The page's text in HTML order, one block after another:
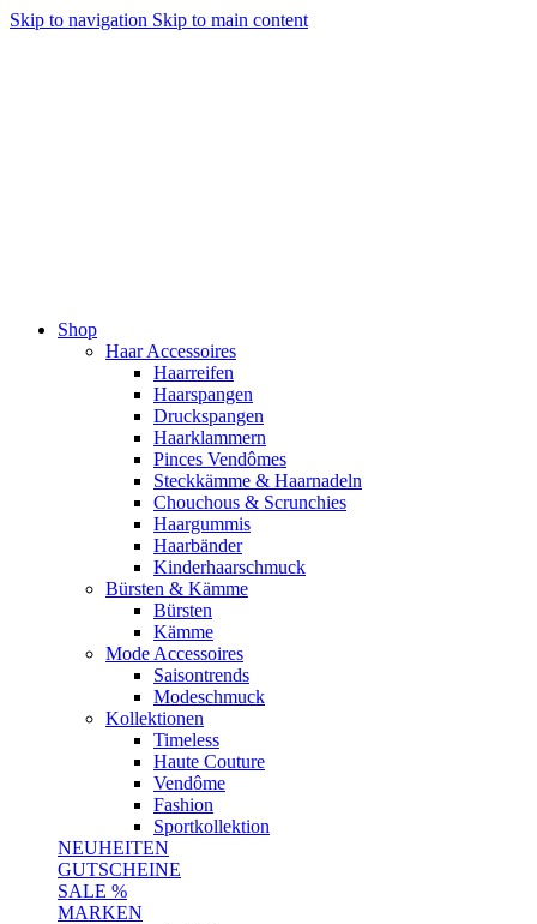
Skip to navigation Skip to main content
Shop
Haar Accessoires
Haarreifen
Haarspangen
Druckspangen
Haarklammern
Pinces Vendômes
Steckkämme & Haarnadeln
Chouchous & Scrunchies
Haargummis
Haarbänder
Kinderhaarschmuck
Bürsten & Kämme
Bürsten
Kämme
Mode Accessoires
Saisontrends
Modeschmuck
Kollektionen
Timeless
Haute Couture
Vendôme
Fashion
Sportkollektion
NEUHEITEN
GUTSCHEINE
SALE %
MARKEN